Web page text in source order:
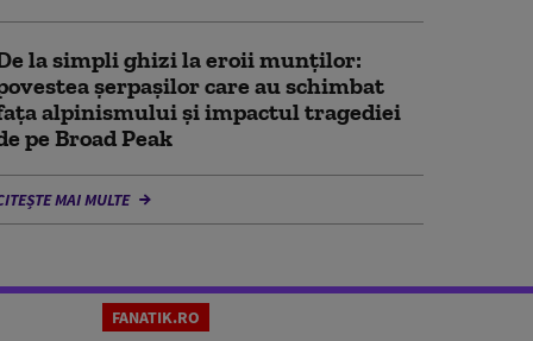
la simpli ghizi la eroii munților:
șerpașilor care au schimbat
alpinismului și impactul tragediei
pe Broad Peak
MAI MULTE
FANATIK.RO